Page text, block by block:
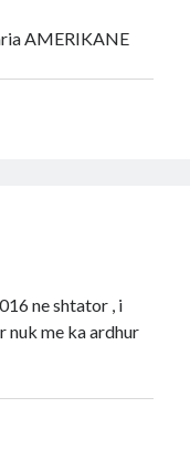
AMERIKANE
ne shtator , i
nuk me ka ardhur